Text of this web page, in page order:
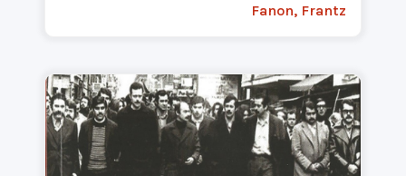
Fanon, Frantz